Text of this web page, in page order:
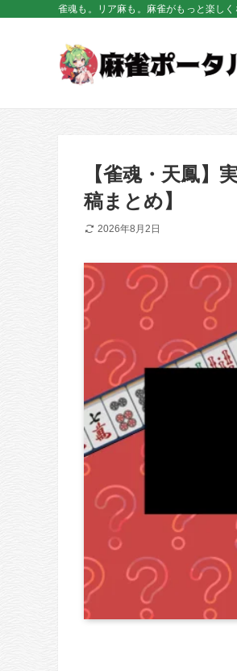
雀魂も。リア麻も。麻雀がもっと楽しく
【雀魂・天鳳】
稿まとめ】
2026年8月2日